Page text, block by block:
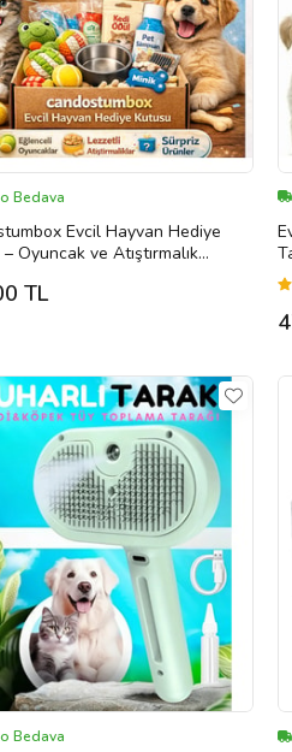
Bedava
Evcil Hayvan Hediye
Oyuncak ve Atıştırmalık
TL
Alı
Bedava